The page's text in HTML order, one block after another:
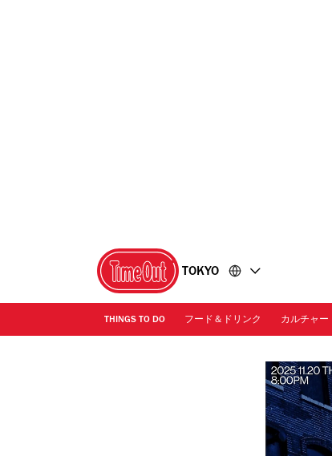
TOKYO
THINGS TO DO フード＆ドリンク カルチャー